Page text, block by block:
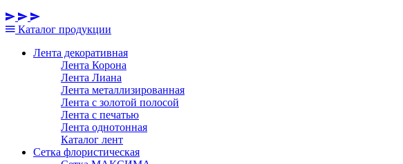
Каталог продукции
Лента декоративная
Лента Корона
Лента Лиана
Лента металлизированная
Лента с золотой полосой
Лента с печатью
Лента однотонная
Каталог лент
Сетка флористическая